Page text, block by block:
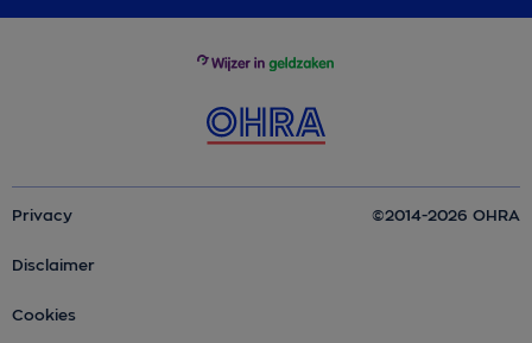
Privacy
Disclaimer
Cookies
©2014-2026 OHRA